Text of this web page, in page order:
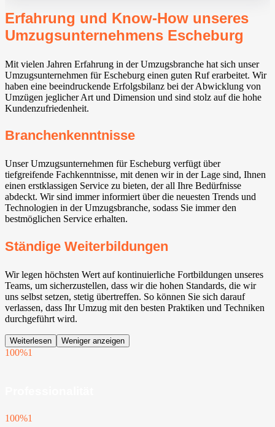
Erfahrung und Know-How unseres
Umzugsunternehmens Escheburg
Mit vielen Jahren Erfahrung in der Umzugsbranche hat sich unser
Umzugsunternehmen für Escheburg einen guten Ruf erarbeitet. Wir
haben eine beeindruckende Erfolgsbilanz bei der Abwicklung von
Umzügen jeglicher Art und Dimension und sind stolz auf die hohe
Kundenzufriedenheit.
Branchenkenntnisse
Unser Umzugsunternehmen für Escheburg verfügt über
tiefgreifende Fachkenntnisse, mit denen wir in der Lage sind, Ihnen
einen erstklassigen Service zu bieten, der all Ihre Bedürfnisse
abdeckt. Wir sind immer informiert über die neuesten Trends und
Technologien in der Umzugsbranche, sodass Sie immer den
bestmöglichen Service erhalten.
Ständige Weiterbildungen
Wir legen höchsten Wert auf kontinuierliche Fortbildungen unseres
Teams, um sicherzustellen, dass wir die hohen Standards, die wir
uns selbst setzen, stetig übertreffen. So können Sie sich darauf
verlassen, dass Ihr Umzug mit den besten Praktiken und Techniken
durchgeführt wird.
Weiterlesen Weniger anzeigen
100%1
100%1